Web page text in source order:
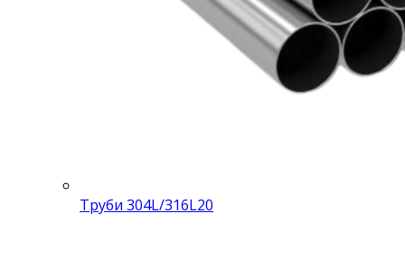
Труби 304L/316L20